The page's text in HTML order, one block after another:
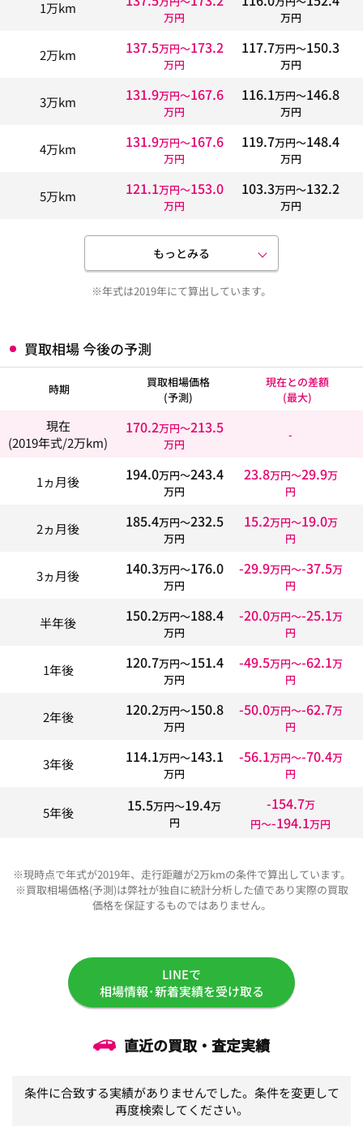
1万km
万円 万円
2万km 137.5万円〜173.2
万円
117.7万円〜150.3
万円
3万km 131.9万円〜167.6
万円
116.1万円〜146.8
万円
4万km 131.9万円〜167.6
万円
119.7万円〜148.4
万円
5万km 121.1万円〜153.0
万円
103.3万円〜132.2
万円
もっとみる
※年式は2019年にて算出しています。
買取相場 今後の予測
時期
買取相場価格
(予測)
現在との差額
(最大)
現在
(2019年式/2万km)
170.2万円〜213.5
万円
-
1ヵ月後 194.0万円〜243.4
万円
23.8万円〜29.9万
円
2ヵ月後 185.4万円〜232.5
万円
15.2万円〜19.0万
円
3ヵ月後 140.3万円〜176.0
万円
-29.9万円〜-37.5万
円
半年後 150.2万円〜188.4
万円
-20.0万円〜-25.1万
円
1年後 120.7万円〜151.4
万円
-49.5万円〜-62.1万
円
2年後 120.2万円〜150.8
万円
-50.0万円〜-62.7万
円
3年後 114.1万円〜143.1
万円
-56.1万円〜-70.4万
円
5年後 15.5万円〜19.4万
円
-154.7万
円〜-194.1万円
※現時点で年式が2019年、走行距離が2万kmの条件で算出しています。
※買取相場価格(予測)は弊社が独自に統計分析した値であり実際の買取
価格を保証するものではありません。
LINEで
相場情報･新着実績を受け取る
直近の買取・査定実績
条件に合致する実績がありませんでした。条件を変更して
再度検索してください。